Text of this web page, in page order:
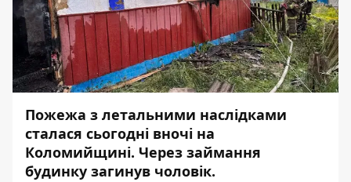
Пожежа з летальними наслідками
сталася сьогодні вночі на
Коломийщині. Через займання
будинку загинув чоловік.